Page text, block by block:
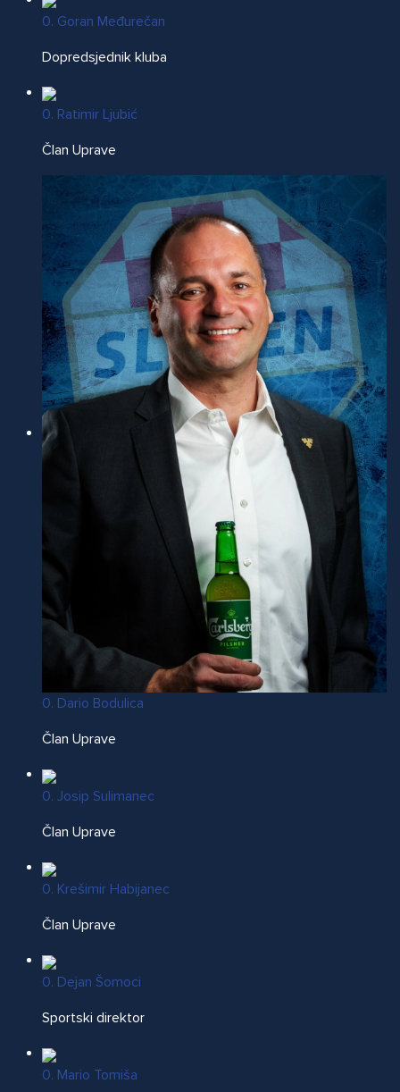
0. Goran Međurečan
Dopredsjednik kluba
0. Ratimir Ljubić
Član Uprave
0. Dario Bodulica
Član Uprave
0. Josip Sulimanec
Član Uprave
0. Krešimir Habijanec
Član Uprave
0. Dejan Šomoci
Sportski direktor
0. Mario Tomiša